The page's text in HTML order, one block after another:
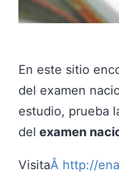
En este sitio
del examen
estudio, prueba
del examen
VisitaÂ http://